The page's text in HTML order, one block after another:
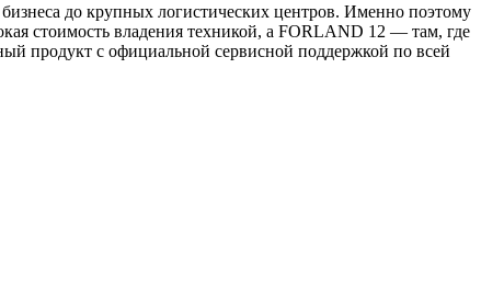
до крупных логистических центров. Именно поэтому
стоимость владения техникой, а FORLAND 12 — там, где
продукт с официальной сервисной поддержкой по всей